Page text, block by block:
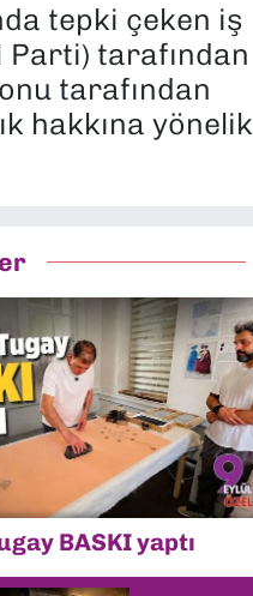
tepki çeken iş
Parti) tarafından
tarafından
hakkına yönelik
BASKI yaptı